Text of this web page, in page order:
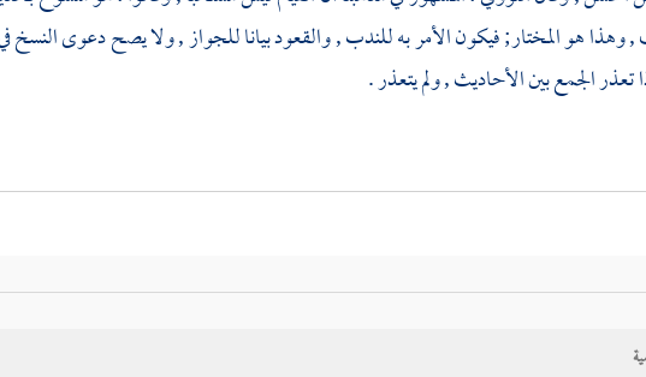
هو المختار; فيكون الأمر به للندب , والقعود بيانا للجواز , ولا يصح دعوى النسخ
تعذر الجمع بين الأحاديث , ولم يتعذر .